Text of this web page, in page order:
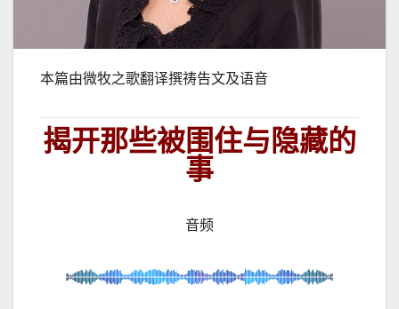
本篇由微牧之歌翻译撰祷告文及语音
揭开那些被围住与隐藏的
事
音频